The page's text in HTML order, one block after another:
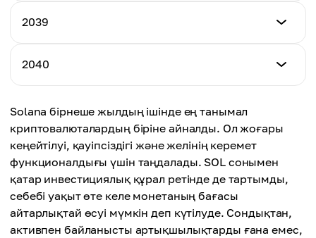
Максималды баға
Ең төменгі баға
Максималды баға
Орташа баға
$17,045.15
2039
Ең төменгі баға
Максималды баға
$20,760.56
Орташа баға
$19,207.67
2040
$18,901.98
Максималды баға
$23,115.87
Орташа баға
$21,508.92
Solana бірнеше жылдың ішінде ең танымал
криптовалюталардың біріне айналды. Ол жоғары
кеңейтілуі, қауіпсіздігі және желінің керемет
функционалдығы үшін таңдалады. SOL сонымен
қатар инвестициялық құрал ретінде де тартымды,
себебі уақыт өте келе монетаның бағасы
айтарлықтай өсуі мүмкін деп күтілуде. Сондықтан,
активпен байланысты артықшылықтарды ғана емес,